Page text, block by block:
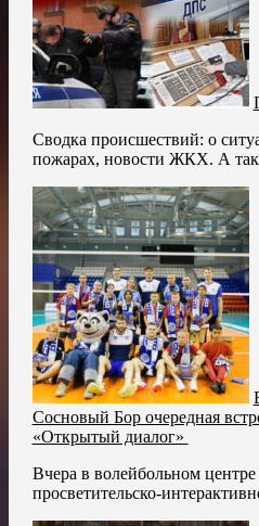
Сводка происшествий: о
пожарах, новости ЖКХ. А
Сосновый Бор очередная
«Открытый диалог»
Вчера в волейбольном
просветительско-